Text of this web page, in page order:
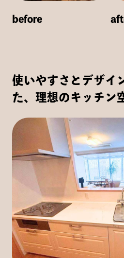
before
使いやすさとデザイ
た、理想のキッチン